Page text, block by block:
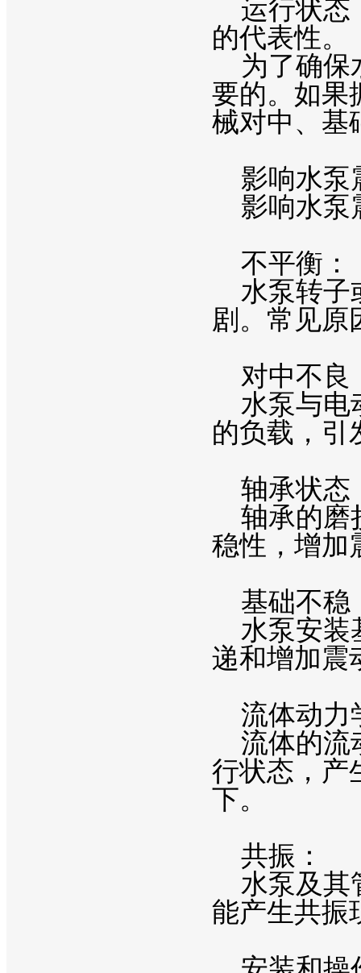
运行状态
的代表性。
为了确保
要的。如果
械对中、基
影响水泵
影响水泵
不平衡：
水泵转子
剧。常见原
对中不良
水泵与电
的负载，引
轴承状态
轴承的磨
稳性，增加
基础不稳
水泵安装
递和增加震
流体动力
流体的流
行状态，产
下。
共振：
水泵及其
能产生共振